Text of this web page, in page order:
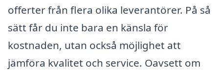
offerter från flera olika leverantörer. På så
sätt får du inte bara en känsla för
kostnaden, utan också möjlighet att
jämföra kvalitet och service. Oavsett om